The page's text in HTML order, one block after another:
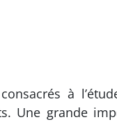
à
Une grande